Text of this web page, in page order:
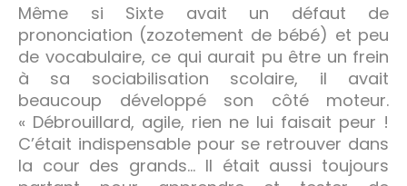
Même si Sixte avait un défaut de
prononciation (zozotement de bébé) et peu
de vocabulaire, ce qui aurait pu être un frein
à sa sociabilisation scolaire, il avait
beaucoup développé son côté moteur.
« Débrouillard, agile, rien ne lui faisait peur !
C’était indispensable pour se retrouver dans
la cour des grands… Il était aussi toujours